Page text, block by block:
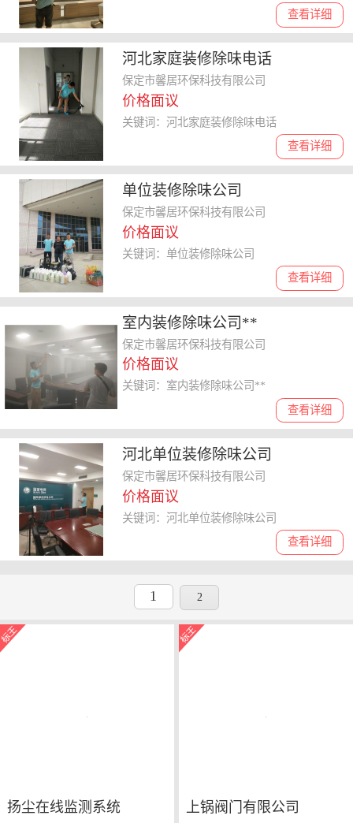
查看详细
河北家庭装修除味电话
保定市馨居环保科技有限公司
价格面议
查看详细
关键词：河北家庭装修除味电话
单位装修除味公司
保定市馨居环保科技有限公司
价格面议
查看详细
关键词：单位装修除味公司
室内装修除味公司**
保定市馨居环保科技有限公司
价格面议
查看详细
关键词：室内装修除味公司**
河北单位装修除味公司
保定市馨居环保科技有限公司
价格面议
查看详细
关键词：河北单位装修除味公司
1 2
扬尘在线监测系统 上锅阀门有限公司